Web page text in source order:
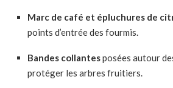
Marc de café et épluchures de
points d’entrée des fourmis.
Bandes collantesposées autour
protéger les arbres fruitiers.